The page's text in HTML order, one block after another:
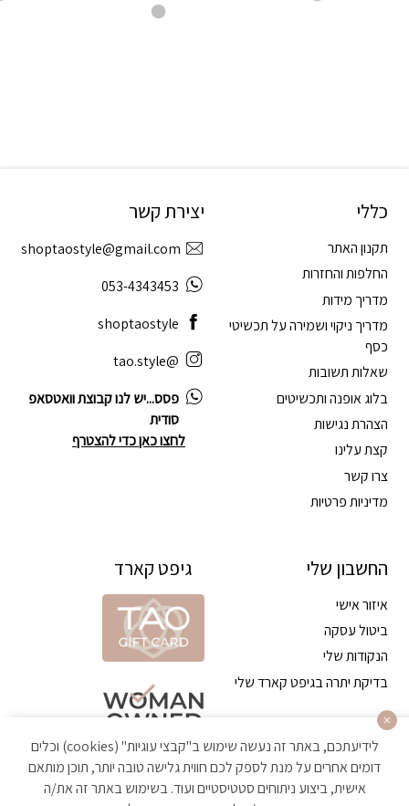
כללי
תקנון האתר
החלפות והחזרות
מדריך מידות
מדריך ניקוי ושמירה על תכשיטי
כסף
שאלות תשובות
בלוג אופנה ותכשיטים
הצהרת נגישות
קצת עלינו
צרו קשר
מדיניות פרטיות
החשבון שלי
איזור אישי
ביטול עסקה
הנקודות שלי
בדיקת יתרה בגיפט קארד שלי
יצירת קשר
shoptaostyle@gmail.com
053-4343453
shoptaostyle
@tao.style
פסס...יש לנו קבוצת וואטסאפ
סודית
לחצו כאן כדי להצטרף
גיפט קארד
לידיעתכם, באתר זה נעשה שימוש ב"קבצי עוגיות" (cookies) וכלים
דומים אחרים על מנת לספק לכם חווית גלישה טובה יותר, תוכן מותאם
אישית, ביצוע ניתוחים סטטיסטיים ועוד. בשימוש באתר זה את/ה